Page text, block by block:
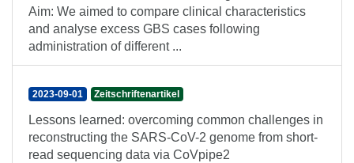
Aim: We aimed to compare clinical characteristics
and analyse excess GBS cases following
administration of different ...
2023-09-01 Zeitschriftenartikel
Lessons learned: overcoming common challenges in
reconstructing the SARS-CoV-2 genome from short-
read sequencing data via CoVpipe2